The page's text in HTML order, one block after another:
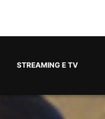
STREAMING E TV